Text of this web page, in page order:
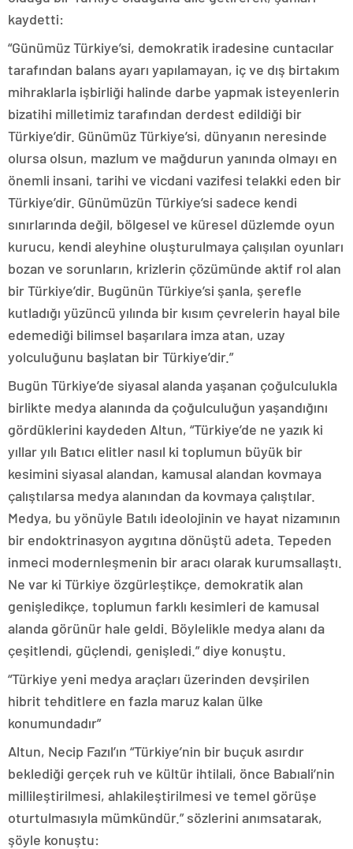
kaydetti:
“Günümüz Türkiye’si, demokratik iradesine cuntacılar
tarafından balans ayarı yapılamayan, iç ve dış birtakım
mihraklarla işbirliği halinde darbe yapmak isteyenlerin
bizatihi milletimiz tarafından derdest edildiği bir
Türkiye’dir. Günümüz Türkiye’si, dünyanın neresinde
olursa olsun, mazlum ve mağdurun yanında olmayı en
önemli insani, tarihi ve vicdani vazifesi telakki eden bir
Türkiye’dir. Günümüzün Türkiye’si sadece kendi
sınırlarında değil, bölgesel ve küresel düzlemde oyun
kurucu, kendi aleyhine oluşturulmaya çalışılan oyunları
bozan ve sorunların, krizlerin çözümünde aktif rol alan
bir Türkiye’dir. Bugünün Türkiye’si şanla, şerefle
kutladığı yüzüncü yılında bir kısım çevrelerin hayal bile
edemediği bilimsel başarılara imza atan, uzay
yolculuğunu başlatan bir Türkiye’dir.”
Bugün Türkiye’de siyasal alanda yaşanan çoğulculukla
birlikte medya alanında da çoğulculuğun yaşandığını
gördüklerini kaydeden Altun, “Türkiye’de ne yazık ki
yıllar yılı Batıcı elitler nasıl ki toplumun büyük bir
kesimini siyasal alandan, kamusal alandan kovmaya
çalıştılarsa medya alanından da kovmaya çalıştılar.
Medya, bu yönüyle Batılı ideolojinin ve hayat nizamının
bir endoktrinasyon aygıtına dönüştü adeta. Tepeden
inmeci modernleşmenin bir aracı olarak kurumsallaştı.
Ne var ki Türkiye özgürleştikçe, demokratik alan
genişledikçe, toplumun farklı kesimleri de kamusal
alanda görünür hale geldi. Böylelikle medya alanı da
çeşitlendi, güçlendi, genişledi.” diye konuştu.
“Türkiye yeni medya araçları üzerinden devşirilen
hibrit tehditlere en fazla maruz kalan ülke
konumundadır”
Altun, Necip Fazıl’ın “Türkiye’nin bir buçuk asırdır
beklediği gerçek ruh ve kültür ihtilali, önce Babıali’nin
millileştirilmesi, ahlakileştirilmesi ve temel görüşe
oturtulmasıyla mümkündür.” sözlerini anımsatarak,
şöyle konuştu: